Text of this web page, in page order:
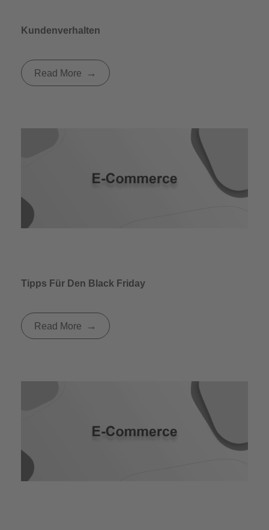
Kundenverhalten
Read More
Tipps Für Den Black Friday
Read More